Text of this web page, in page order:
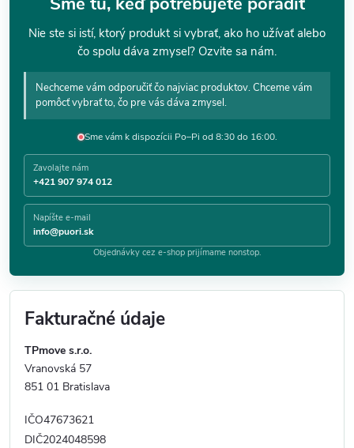
Nie ste si istí, ktorý produkt si vybrať, ako ho užívať alebo
čo spolu dáva zmysel? Ozvite sa nám.
Nechceme vám odporučiť čo najviac produktov. Chceme vám
pomôcť vybrať to, čo pre vás dáva zmysel.
Sme vám k dispozícii Po–Pi od 8:30 do 16:00.
Zavolajte nám
+421 907 974 012
Napíšte e-mail
info@puori.sk
Objednávky cez e-shop prijímame nonstop.
Fakturačné údaje
TPmove s.r.o.
Vranovská 57
851 01 Bratislava
IČO47673621
DIČ2024048598